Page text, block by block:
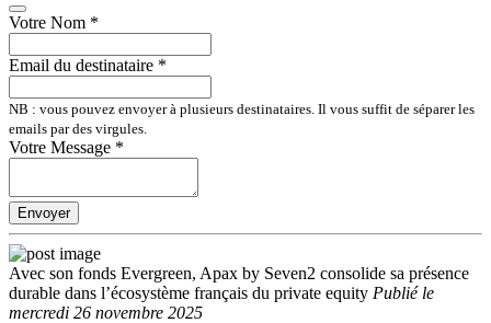
Votre Nom *
Email du destinataire *
NB : vous pouvez envoyer à plusieurs destinataires. Il vous suffit de séparer les
emails par des virgules.
Votre Message *
Envoyer
Avec son fonds Evergreen, Apax by Seven2 consolide sa présence
durable dans l’écosystème français du private equity Publiéle
mercredi 26 novembre 2025